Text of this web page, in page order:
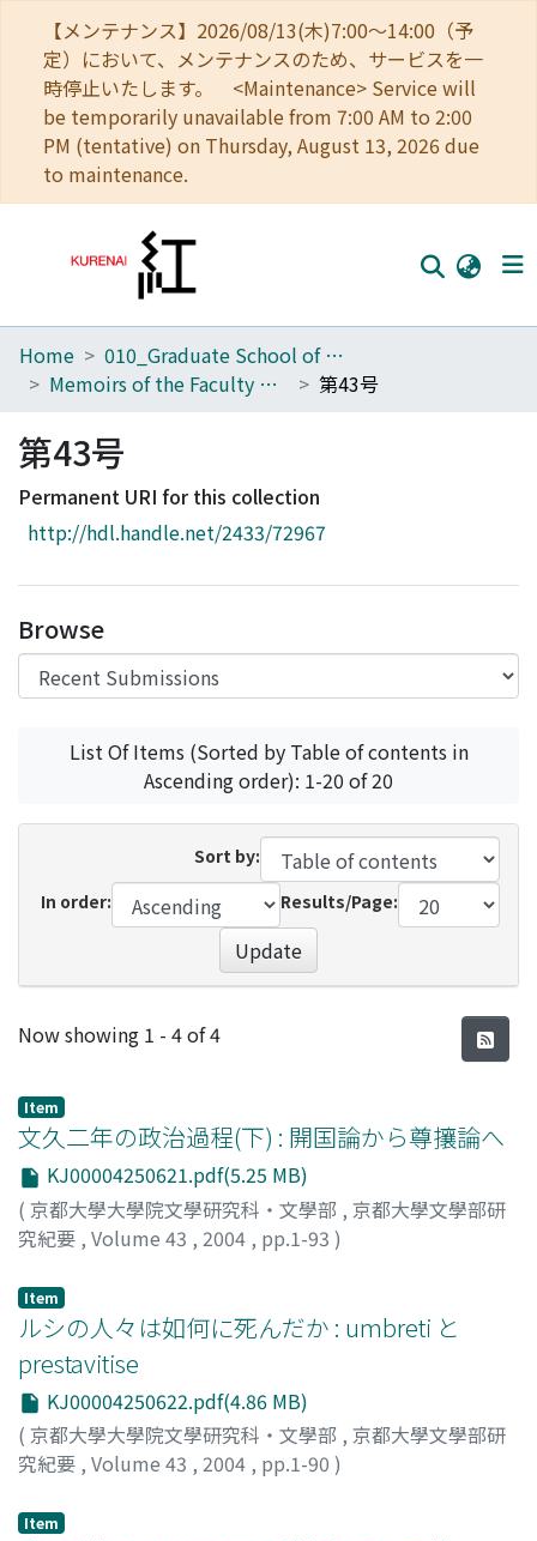
【メンテナンス】2026/08/13(木)7:00～14:00（予
定）において、メンテナンスのため、サービスを一
時停止いたします。 <Maintenance> Service will
be temporarily unavailable from 7:00 AM to 2:00
PM (tentative) on Thursday, August 13, 2026 due
to maintenance.
Home
Browse
Download Ranking
Access Statistics
Home
010_Graduate School of Letters
Memoirs of the Faculty of Letters, Kyoto University
第43号
第43号
Permanent URI for this collection
http://hdl.handle.net/2433/72967
Browse
List Of Items (Sorted by Table of contents in
Ascending order): 1-20 of 20
Sort by:
In order:
Results/Page:
Update
Recent Submissions
Now showing 1 - 4 of 4
Item
文久二年の政治過程(下) : 開国論から尊攘論へ
KJ00004250621.pdf(5.25 MB)
( 京都大學大學院文學研究科・文學部 , 京都大學文學部研
究紀要 , Volume 43 , 2004 , pp.1-93 )
Item
ルシの人々は如何に死んだか : umbreti と
prestavitise
KJ00004250622.pdf(4.86 MB)
( 京都大學大學院文學研究科・文學部 , 京都大學文學部研
究紀要 , Volume 43 , 2004 , pp.1-90 )
Item